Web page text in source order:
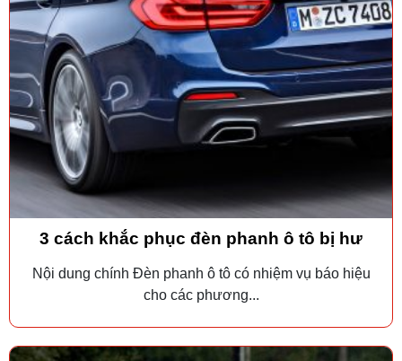
3 cách khắc phục đèn phanh ô tô bị hư
Nội dung chính Đèn phanh ô tô có nhiệm vụ báo hiệu
cho các phương...